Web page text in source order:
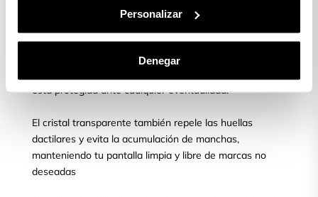
Personalizar
Denegar
¿Quieres proteger tu móvil?
Asegura la protección de tu pantalla con el cristal
templado transparente para móvil, líder en el mercado.
está protegida ante cualquier eventualidad.
El cristal transparente también repele las huellas
dactilares y evita la acumulación de manchas,
manteniendo tu pantalla limpia y libre de marcas no
deseadas